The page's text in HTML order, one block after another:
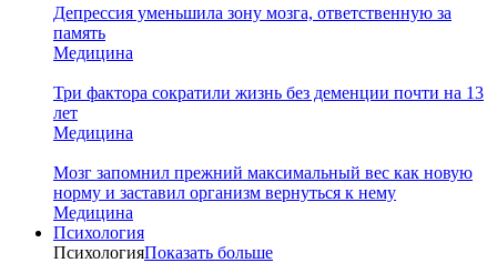
Депрессия уменьшила зону мозга, ответственную за
память
Медицина
Три фактора сократили жизнь без деменции почти на 13
лет
Медицина
Мозг запомнил прежний максимальный вес как новую
норму и заставил организм вернуться к нему
Медицина
Психология
ПсихологияПоказать больше